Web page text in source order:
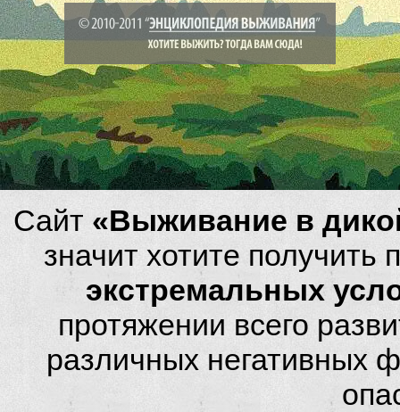
Сайт «Выживание в
значит хотите
экстремальных
протяжении всего
различных негативных